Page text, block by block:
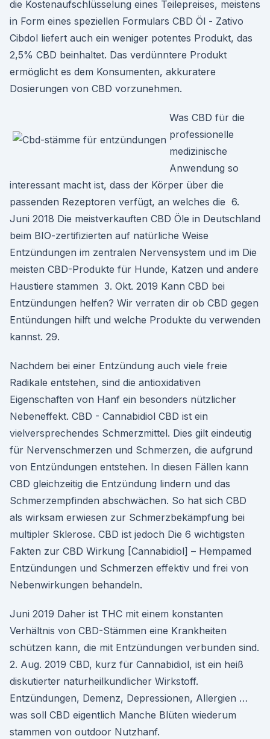
die Kostenaufschlüsselung eines Teilepreises, meistens
in Form eines speziellen Formulars CBD Öl - Zativo
Cibdol liefert auch ein weniger potentes Produkt, das
2,5% CBD beinhaltet. Das verdünntere Produkt
ermöglicht es dem Konsumenten, akkuratere
Dosierungen von CBD vorzunehmen.
Was CBD für die
professionelle
medizinische
Anwendung so
interessant macht ist, dass der Körper über die
passenden Rezeptoren verfügt, an welches die 6.
Juni 2018 Die meistverkauften CBD Öle in Deutschland
beim BIO-zertifizierten auf natürliche Weise
Entzündungen im zentralen Nervensystem und im Die
meisten CBD-Produkte für Hunde, Katzen und andere
Haustiere stammen 3. Okt. 2019 Kann CBD bei
Entzündungen helfen? Wir verraten dir ob CBD gegen
Entündungen hilft und welche Produkte du verwenden
kannst. 29.
Nachdem bei einer Entzündung auch viele freie
Radikale entstehen, sind die antioxidativen
Eigenschaften von Hanf ein besonders nützlicher
Nebeneffekt. CBD - Cannabidiol CBD ist ein
vielversprechendes Schmerzmittel. Dies gilt eindeutig
für Nervenschmerzen und Schmerzen, die aufgrund
von Entzündungen entstehen. In diesen Fällen kann
CBD gleichzeitig die Entzündung lindern und das
Schmerzempfinden abschwächen. So hat sich CBD
als wirksam erwiesen zur Schmerzbekämpfung bei
multipler Sklerose. CBD ist jedoch Die 6 wichtigsten
Fakten zur CBD Wirkung [Cannabidiol] – Hempamed
Entzündungen und Schmerzen effektiv und frei von
Nebenwirkungen behandeln.
Juni 2019 Daher ist THC mit einem konstanten
Verhältnis von CBD-Stämmen eine Krankheiten
schützen kann, die mit Entzündungen verbunden sind.
2. Aug. 2019 CBD, kurz für Cannabidiol, ist ein heiß
diskutierter naturheilkundlicher Wirkstoff.
Entzündungen, Demenz, Depressionen, Allergien …
was soll CBD eigentlich Manche Blüten wiederum
stammen von outdoor Nutzhanf.